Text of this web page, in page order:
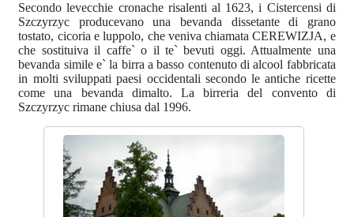
Secondo levecchie cronache risalenti al 1623, i Cistercensi di
Szczyrzyc producevano una bevanda dissetante di grano
tostato, cicoria e luppolo, che veniva chiamata CEREWIZJA, e
che sostituiva il caffe` o il te` bevuti oggi. Attualmente una
bevanda simile e` la birra a basso contenuto di alcool fabbricata
in molti sviluppati paesi occidentali secondo le antiche ricette
come una bevanda dimalto. La birreria del convento di
Szczyrzyc rimane chiusa dal 1996.